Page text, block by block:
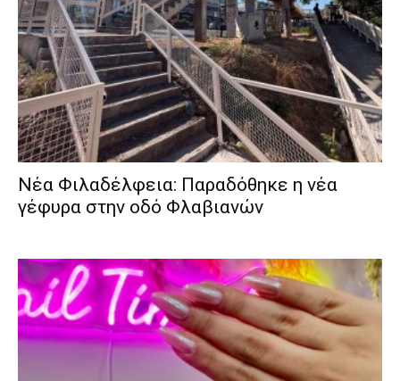
Νέα Φιλαδέλφεια: Παραδόθηκε η νέα
γέφυρα στην οδό Φλαβιανών